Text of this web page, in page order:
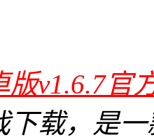
版v1.6.7官
下载，是